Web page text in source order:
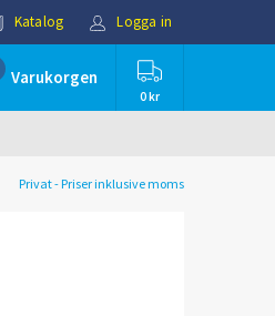
Katalog Logga in
Varukorgen
0 kr
Privat - Priser inklusive moms